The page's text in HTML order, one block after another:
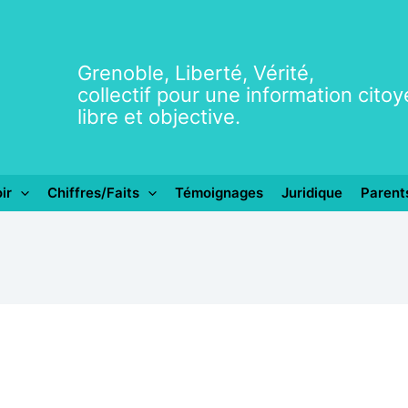
Grenoble, Liberté, Vérité,
collectif pour une information
libre et objective.
Chiffres/Faits Témoignages Juridique